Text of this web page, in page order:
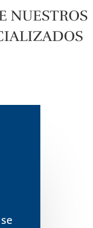
NUESTROS